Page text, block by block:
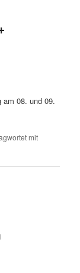
am 08. und 09.
mit